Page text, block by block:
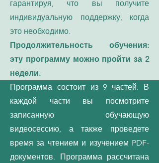
гарантируя, что вы получите
индивидуальную поддержку, когда
это необходимо.
Продолжительность обучения:
эту программу можно пройти за 2
недели.
Программа состоит из 9 частей. В
каждой части вы посмотрите
записанную обучающую
видеосессию, а также проведете
время за чтением и изучением PDF-
документов. Программа рассчитана